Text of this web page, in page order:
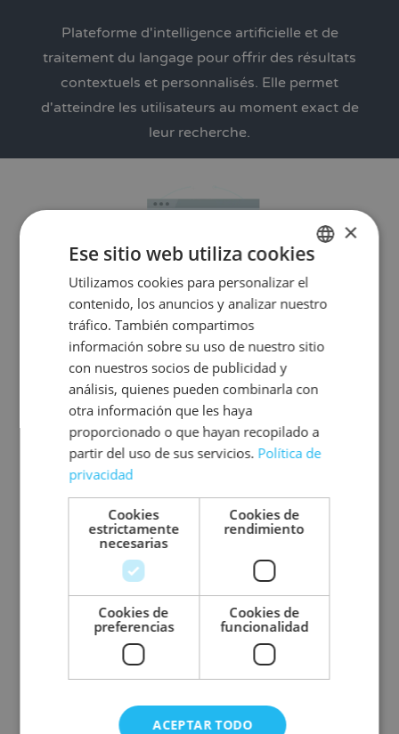
Plateforme d'intelligence artificielle et de
traitement du langage pour offrir des résultats
contextuels et personnalisés. Elle permet
d'atteindre les utilisateurs au moment exact de
leur recherche.
Maximiser la performance
Tirez le meilleur parti de chaque euro investi, en
concentrant vos ressources sur des segments à
fort potentiel pour un retour sur investissement
exceptionnel.
Optimiser le budget
SPANISH
ENGLISH
×
Ese sitio web utiliza cookies
Utilizamos cookies para personalizar el
contenido, los anuncios y analizar nuestro
tráfico. También compartimos
información sobre su uso de nuestro sitio
con nuestros socios de publicidad y
análisis, quienes pueden combinarla con
otra información que les haya
proporcionado o que hayan recopilado a
partir del uso de sus servicios. Política de
privacidad
Cookies
estrictamente
necesarias
Cookies de
rendimiento
Cookies de
preferencias
Cookies de
funcionalidad
ACEPTAR TODO